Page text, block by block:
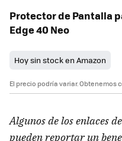
Protector de Pantalla
Edge 40 Neo
Hoy sin stock en Amazon
El precio podría variar. Obtenemos
Algunos de los enlaces
pueden reportar un